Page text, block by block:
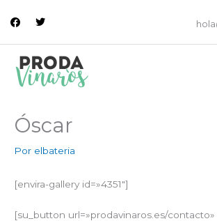
Óscar
Por elbateria
[envira-gallery id=»4351″]
[su_button url=»prodavinaros.es/contacto»